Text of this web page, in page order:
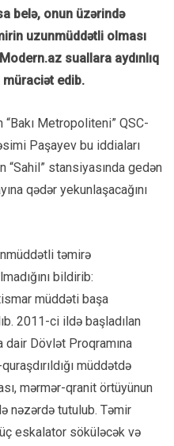
belə, onun üzərində
uzunmüddətli olması
suallara aydınlıq
edib.
“Bakı Metropoliteni” QSC-
Paşayev bu iddiaları
“Sahil” stansiyasında gedən
qədər yekunlaşacağını
təmirə
bildirib:
müddəti başa
2011-ci ildə başladılan
dair Dövlət Proqramına
müddətdə
mərmər-qranit örtüyünun
nəzərdə tutulub. Təmir
eskalator söküləcək və